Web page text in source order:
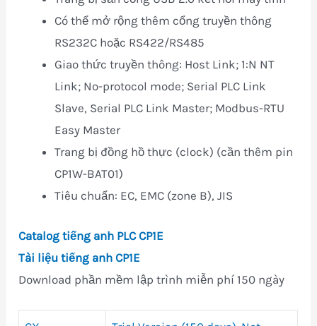
Có thể mở rộng thêm cổng truyền thông
RS232C hoặc RS422/RS485
Giao thức truyền thông: Host Link; 1:N NT
Link; No-protocol mode; Serial PLC Link
Slave, Serial PLC Link Master; Modbus-RTU
Easy Master
Trang bị đồng hồ thực (clock) (cần thêm pin
CP1W-BAT01)
Tiêu chuẩn: EC, EMC (zone B), JIS
Catalog tiếng anh PLC CP1E
Tài liệu tiếng anh CP1E
Download phần mềm lập trình miễn phí 150 ngày